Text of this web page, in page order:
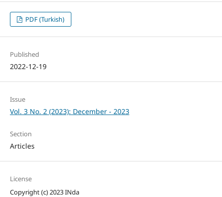
PDF (Turkish)
Published
2022-12-19
Issue
Vol. 3 No. 2 (2023): December - 2023
Section
Articles
License
Copyright (c) 2023 INda